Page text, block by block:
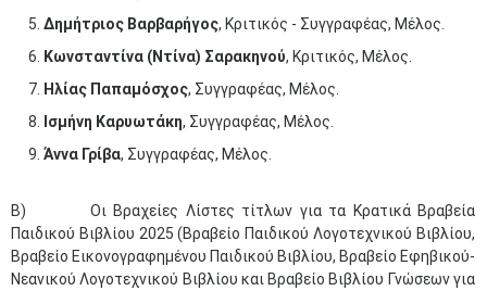
Δημήτριος Βαρβαρήγος, Κριτικός - Συγγραφέας, Μέλος.
Κωνσταντίνα (Ντίνα) Σαρακηνού, Κριτικός, Μέλος.
Ηλίας Παπαμόσχος, Συγγραφέας, Μέλος.
Ισμήνη Καρυωτάκη, Συγγραφέας, Μέλος.
Άννα Γρίβα, Συγγραφέας, Μέλος.
Β) Οι Βραχείες Λίστες τίτλων για τα Κρατικά Βραβεία
Παιδικού Βιβλίου 2025 (Βραβείο Παιδικού Λογοτεχνικού Βιβλίου,
Βραβείο Εικονογραφημένου Παιδικού Βιβλίου, Βραβείο Εφηβικού-
Νεανικού Λογοτεχνικού Βιβλίου και Βραβείο Βιβλίου Γνώσεων για